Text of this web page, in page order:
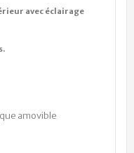
avec éclairage
amovible